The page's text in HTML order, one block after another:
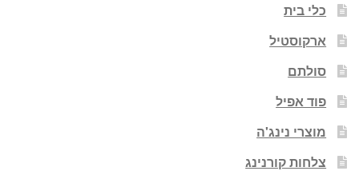
כלי בית
ארקוסטיל
סולתם
פוד אפיל
מוצרי נינג'ה
צלחות קורנינג